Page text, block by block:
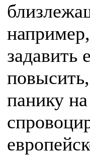
задавить
панику